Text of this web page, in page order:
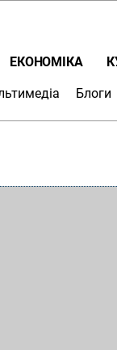
ЕКОНОМІКА
Блоги